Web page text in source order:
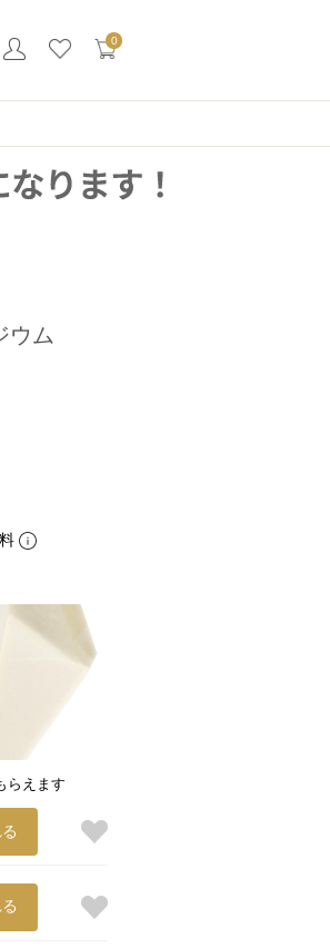
0
ウム
らえます